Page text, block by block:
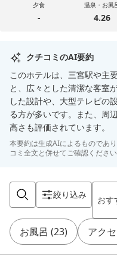
夕食
-
温泉・お風
4.26
クチコミのAI要約
このホテルは、三宮駅や主
と、広々とした清潔な客室
した設計や、大型テレビの
る方が多いです。また、周
高さも評価されています。
本要約は生成AIによるものであ
コミ全文と併せてご確認ください
絞り込み おす
お風呂 (23) アク